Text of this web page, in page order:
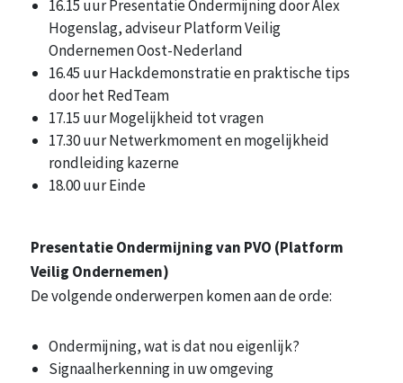
16.15 uur Presentatie Ondermijning door Alex
Hogenslag, adviseur Platform Veilig
Ondernemen Oost-Nederland
16.45 uur Hackdemonstratie en praktische tips
door het RedTeam
17.15 uur Mogelijkheid tot vragen
17.30 uur Netwerkmoment en mogelijkheid
rondleiding kazerne
18.00 uur Einde
Presentatie Ondermijning van PVO (Platform
Veilig Ondernemen)
De volgende onderwerpen komen aan de orde:
Ondermijning, wat is dat nou eigenlijk?
Signaalherkenning in uw omgeving